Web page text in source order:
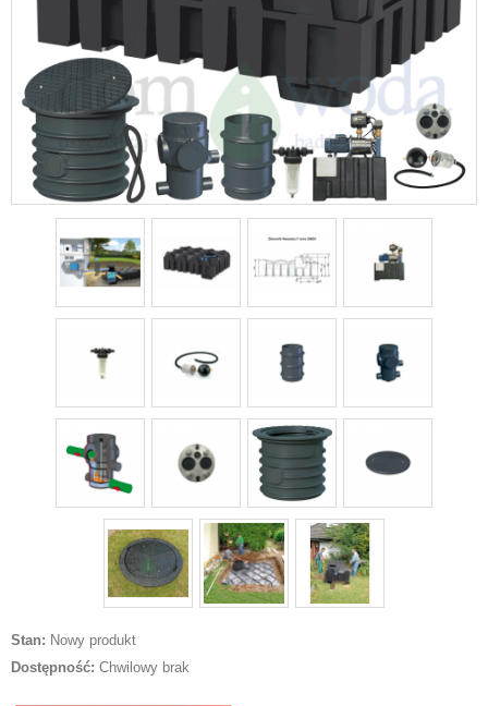
Stan: Nowy produkt
Dostępność: Chwilowy brak